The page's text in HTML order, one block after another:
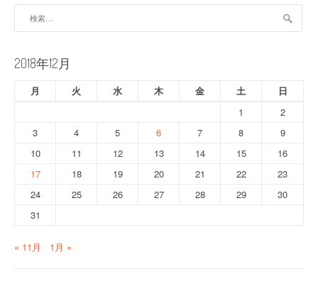
ー
シ
ョ
ン
2018年12月
月 火 水 木 金 土
日
1
2
3
4 5 6 7 8
9
10
11 12 13 14 15
16
17
18 19 20 21 22
23
24
25 26 27 28 29
30
31
« 11月 1月 »